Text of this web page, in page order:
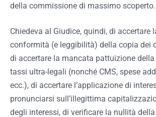
della commissione di massimo scoperto.
Chiedeva al Giudice, quindi, di accertare
conformità (e leggibilità) della copia dei
di accertare la mancata pattuizione
tassi ultra-legali (nonché CMS, spese
ecc.), di accertare l’applicazione di
pronunciarsi sull’illegittima
degli interessi, di verificare la nullità della